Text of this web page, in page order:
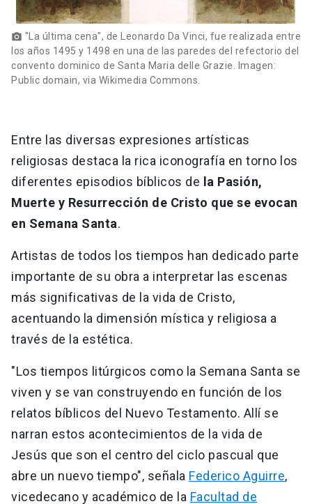
photo_camera "La última cena", de Leonardo Da Vinci, fue realizada entre
los años 1495 y 1498 en una de las paredes del refectorio del
convento dominico de Santa Maria delle Grazie. Imagen:
Public domain, via Wikimedia Commons.
Entre las diversas expresiones artísticas
religiosas destaca la rica iconografía en torno los
diferentes episodios bíblicos de la Pasión,
Muerte y Resurrección de Cristo que se evocan
en Semana Santa.
Artistas de todos los tiempos han dedicado parte
importante de su obra a interpretar las escenas
más significativas de la vida de Cristo,
acentuando la dimensión mística y religiosa a
través de la estética.
"Los tiempos litúrgicos como la Semana Santa se
viven y se van construyendo en función de los
relatos bíblicos del Nuevo Testamento. Allí se
narran estos acontecimientos de la vida de
Jesús que son el centro del ciclo pascual que
abre un nuevo tiempo", señala Federico Aguirre,
vicedecano y académico de la Facultad de